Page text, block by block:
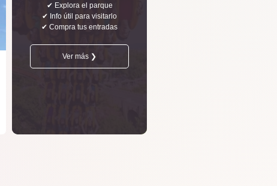
✔ Explora el parque
✔ Info útil para visitarlo
✔ Compra tus entradas
Ver más ❯